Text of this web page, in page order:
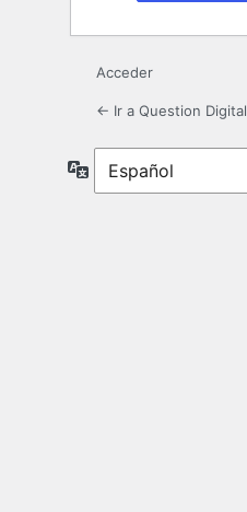
Acceder
← Ir a Question Digital
Idioma